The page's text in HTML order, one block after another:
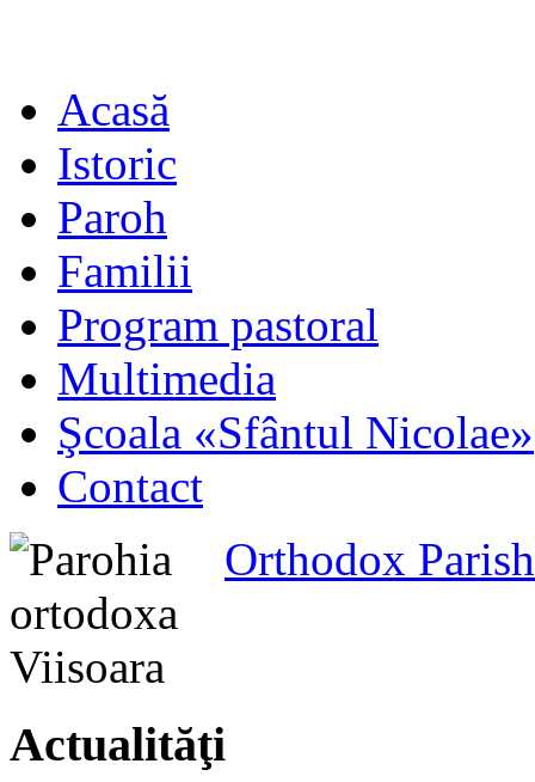
Acasă
Istoric
Paroh
Familii
Program pastoral
Multimedia
Şcoala «Sfântul Nicolae»
Contact
Orthodox
Actualităţi